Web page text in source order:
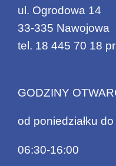
ul. Ogrodowa 14
33-335 Nawojowa
tel. 18 445 70 18
GODZINY
od poniedziałku
06:30-16:00